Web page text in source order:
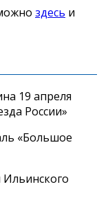
здесь и
19 апреля
России»
«Большое